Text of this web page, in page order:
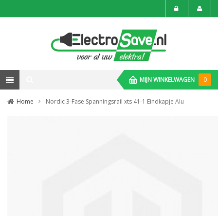
MIJN WINKELWAGEN 0
Home Nordic 3-Fase Spanningsrail xts 41-1 Eindkapje Alu